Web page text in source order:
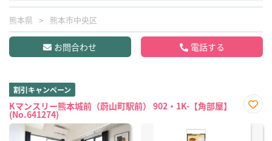
熊本県 熊本市中央区
お問合わせ 電話する
割引キャンペーン
Kマンスリー熊本城前（蔚山町駅前） 902・1K-【角部屋】
(No.641274)
に入